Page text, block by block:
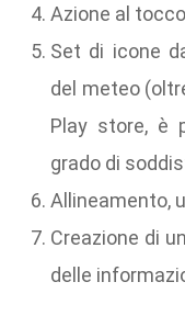
Azione al
Set di icone
del meteo
Play store, è
grado di
Allineamento,
Creazione di
delle